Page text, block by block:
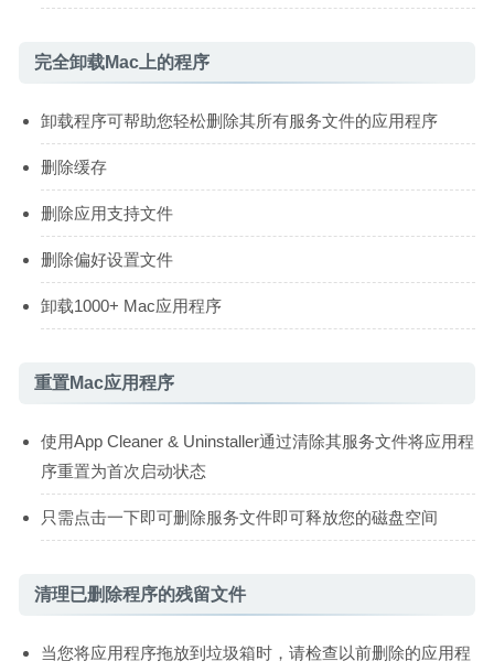
完全卸载Mac上的程序
卸载程序可帮助您轻松删除其所有服务文件的应用程序
删除缓存
删除应用支持文件
删除偏好设置文件
卸载1000+ Mac应用程序
重置Mac应用程序
使用App Cleaner & Uninstaller通过清除其服务文件将应用程
序重置为首次启动状态
只需点击一下即可删除服务文件即可释放您的磁盘空间
清理已删除程序的残留文件
当您将应用程序拖放到垃圾箱时，请检查以前删除的应用程